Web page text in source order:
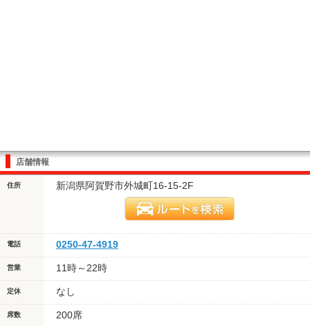
店舗情報
住所 新潟県阿賀野市外城町16-15-2F
電話 0250-47-4919
営業 11時～22時
定休 なし
席数 200席